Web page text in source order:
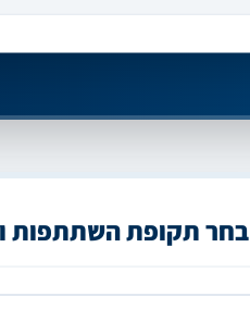
בחר תקופת השתתפות